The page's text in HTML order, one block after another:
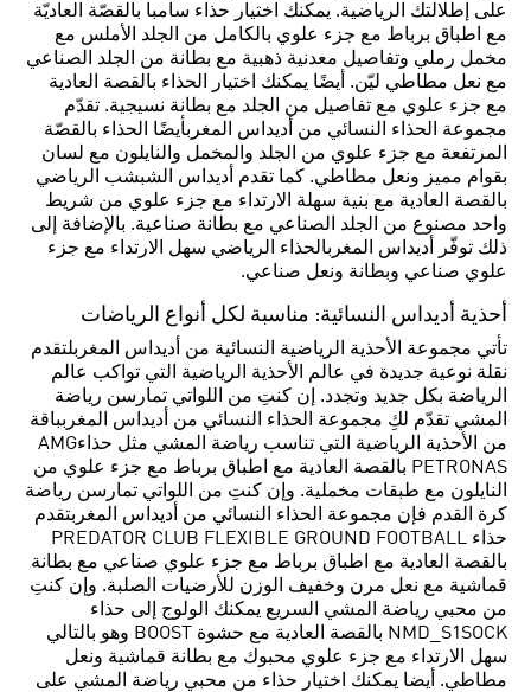
على إطلالتك الرياضية. يمكنك اختيار حذاء سامبا بالقصّة العاديّة
مع اطباق برباط مع جزء علوي بالكامل من الجلد الأملس مع
مخمل رملي وتفاصيل معدنية ذهبية مع بطانة من الجلد الصناعي
مع نعل مطاطي ليّن. أيضًا يمكنك اختيار الحذاء بالقصة العادية
مع جزء علوي مع تفاصيل من الجلد مع بطانة نسيجية. تقدّم
مجموعة الحذاء النسائي من أديداس المغربأيضًا الحذاء بالقصّة
المرتفعة مع جزء علوي من الجلد والمخمل والنايلون مع لسان
بقوام مميز ونعل مطاطي. كما تقدم أديداس الشبشب الرياضي
بالقصة العادية مع بنية سهلة الارتداء مع جزء علوي من شريط
واحد مصنوع من الجلد الصناعي مع بطانة صناعية. بالإضافة إلى
ذلك توفّر أديداس المغربالحذاء الرياضي سهل الارتداء مع جزء
علوي صناعي وبطانة ونعل صناعي.
أحذية أديداس النسائية: مناسبة لكل أنواع الرياضات
تأتي مجموعة الأحذية الرياضية النسائية من أديداس المغربلتقدم
نقلة نوعية جديدة في عالم الأحذية الرياضية التي تواكب عالم
الرياضة بكل جديد وتجدد. إن كنتِ من اللواتي تمارسن رياضة
المشي تقدّم لكِ مجموعة الحذاء النسائي من أديداس المغربباقة
من الأحذية الرياضية التي تناسب رياضة المشي مثل حذاءAMG
PETRONAS بالقصة العادية مع اطباق برباط مع جزء علوي من
النايلون مع طبقات مخملية. وإن كنتِ من اللواتي تمارسن رياضة
كرة القدم فإن مجموعة الحذاء النسائي من أديداس المغربتقدم
حذاء PREDATOR CLUB FLEXIBLE GROUND FOOTBALL
بالقصة العادية مع اطباق برباط مع جزء علوي صناعي مع بطانة
قماشية مع نعل مرن وخفيف الوزن للأرضيات الصلبة. وإن كنتِ
من محبي رياضة المشي السريع يمكنك الولوج إلى حذاء
NMD_S1SOCK بالقصة العادية مع حشوة BOOST وهو بالتالي
سهل الارتداء مع جزء علوي محبوك مع بطانة قماشية ونعل
مطاطي. أيضا يمكنك اختيار حذاء من محبي رياضة المشي على